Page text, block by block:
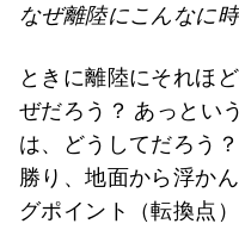
なぜ離陸にこんなに
ときに離陸にそれほ
ぜだろう？ あっとい
は、どうしてだろう
勝り、地面から浮か
グポイント（転換点